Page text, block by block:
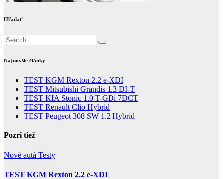
Hľadať
Najnovšie články
TEST KGM Rexton 2.2 e-XDI
TEST Mitsubishi Grandis 1.3 DI-T
TEST KIA Stonic 1.0 T-GDi 7DCT
TEST Renault Clio Hybrid
TEST Peugeot 308 SW 1.2 Hybrid
Pozri tiež
Nové autá Testy
TEST KGM Rexton 2.2 e-XDI